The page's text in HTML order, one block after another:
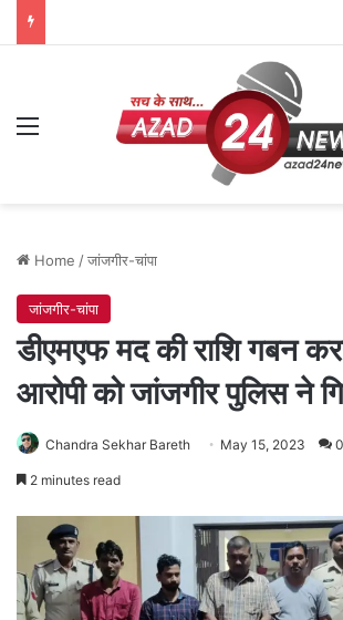
Menu
Home /जांजगीर-चांपा
जांजगीर-चांपा
डीएमएफ मद की राशि गबन
आरोपी को जांजगीर पुलिस ने
Chandra Sekhar Bareth May 15, 2023 0
2 minutes read